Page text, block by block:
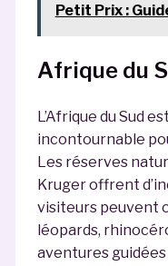
Petit Prix :
Afrique du
L’Afrique du Sud
incontournable
Les réserves
Kruger offrent
visiteurs peuvent
léopards,
aventures